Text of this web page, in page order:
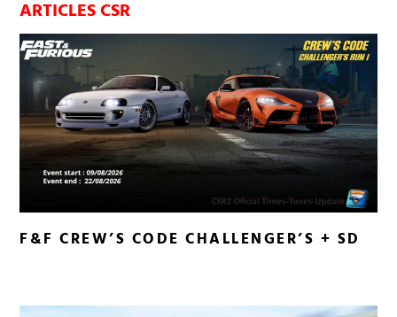
ARTICLES CSR
F&F CREW’S CODE CHALLENGER’S + SD